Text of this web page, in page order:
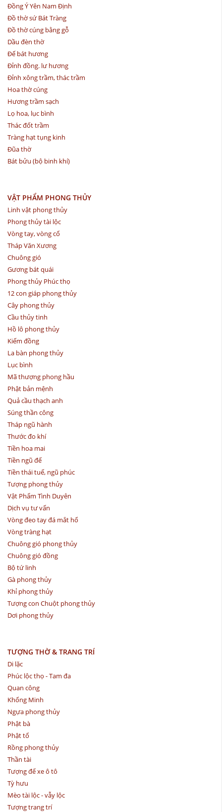
Đồng Ý Yên Nam Định
Đồ thờ sứ Bát Tràng
Đồ thờ cúng bằng gỗ
Dầu đèn thờ
Đế bát hương
Đỉnh đồng. lư hương
Đỉnh xông trầm, thác trầm
Hoa thờ cúng
Hương trầm sạch
Lọ hoa, lục bình
Thác đốt trầm
Tràng hạt tụng kinh
Đũa thờ
Bát bửu (bộ binh khí)
VẬT PHẨM PHONG THỦY
Linh vật phong thủy
Phong thủy tài lộc
Vòng tay, vòng cổ
Tháp Văn Xương
Chuông gió
Gương bát quái
Phong thủy Phúc thọ
12 con giáp phong thủy
Cây phong thủy
Cầu thủy tinh
Hồ lô phong thủy
Kiếm đồng
La bàn phong thủy
Lục bình
Mã thượng phong hầu
Phật bản mệnh
Quả cầu thạch anh
Súng thần công
Tháp ngũ hành
Thước đo khí
Tiền hoa mai
Tiền ngũ đế
Tiền thái tuế, ngũ phúc
Tượng phong thủy
Vật Phẩm Tình Duyên
Dịch vụ tư vấn
Vòng đeo tay đá mắt hổ
Vòng tràng hạt
Chuông gió phong thủy
Chuông gió đồng
Bộ tứ linh
Gà phong thủy
Khỉ phong thủy
Tượng con Chuột phong thủy
Dơi phong thủy
TƯỢNG THỜ & TRANG TRÍ
Di lặc
Phúc lộc thọ - Tam đa
Quan công
Khổng Minh
Ngựa phong thủy
Phật bà
Phật tổ
Rồng phong thủy
Thần tài
Tượng để xe ô tô
Tỳ hưu
Mèo tài lộc - vẫy lộc
Tượng trang trí